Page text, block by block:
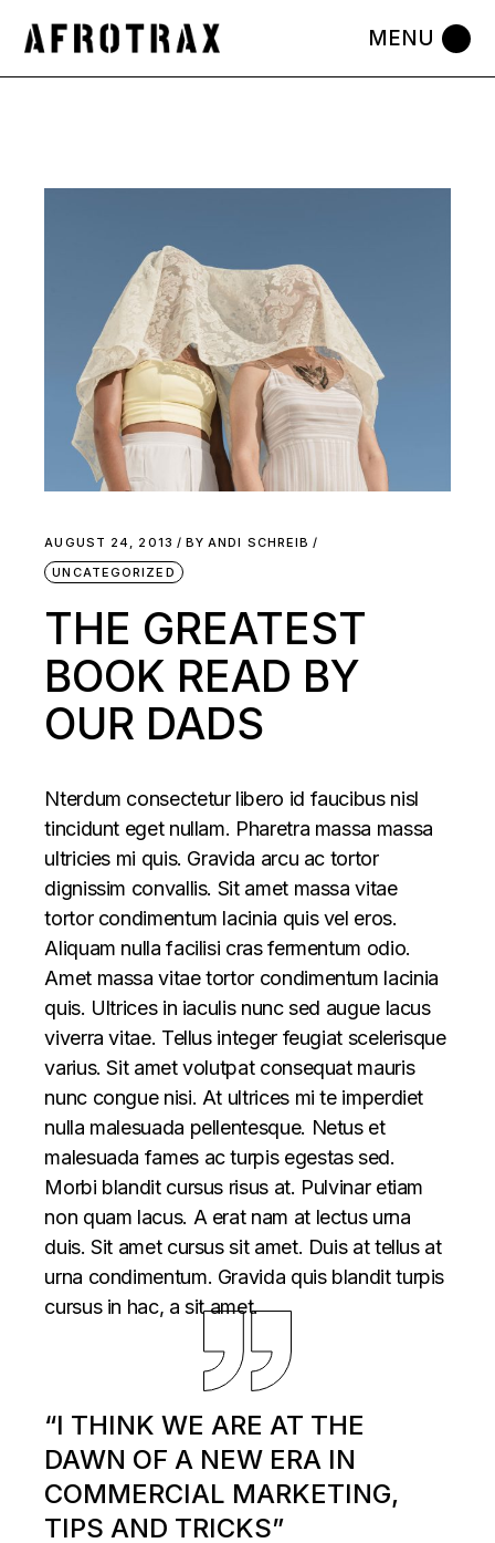
AUGUST 24, 2013 BY ANDI SCHREIB
UNCATEGORIZED
THE GREATEST
BOOK READ BY
OUR DADS
Nterdum consectetur libero id faucibus nisl
tincidunt eget nullam. Pharetra massa massa
ultricies mi quis. Gravida arcu ac tortor
dignissim convallis. Sit amet massa vitae
tortor condimentum lacinia quis vel eros.
Aliquam nulla facilisi cras fermentum odio.
Amet massa vitae tortor condimentum lacinia
quis. Ultrices in iaculis nunc sed augue lacus
viverra vitae. Tellus integer feugiat scelerisque
varius. Sit amet volutpat consequat mauris
nunc congue nisi. At ultrices mi te imperdiet
nulla malesuada pellentesque. Netus et
malesuada fames ac turpis egestas sed.
Morbi blandit cursus risus at. Pulvinar etiam
non quam lacus. A erat nam at lectus urna
duis. Sit amet cursus sit amet. Duis at tellus at
urna condimentum. Gravida quis blandit turpis
cursus in hac, a sit amet.
“I THINK WE ARE AT THE
DAWN OF A NEW ERA IN
COMMERCIAL MARKETING,
TIPS AND TRICKS”